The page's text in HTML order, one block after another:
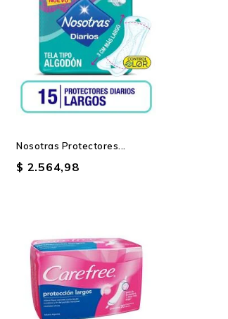
Nosotras Protectores...
$ 2.564,98